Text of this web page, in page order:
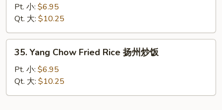
Fried
Rice
什
锦
Pt. 小: $6.95
Qt. 大: $10.25
Yang
Chow
Fried
Rice
35. Yang Chow Fried Rice 扬州炒饭
Pt. 小: $6.95
Qt. 大: $10.25